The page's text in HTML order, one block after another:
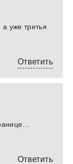
а уже третья
Ответить
Ответить